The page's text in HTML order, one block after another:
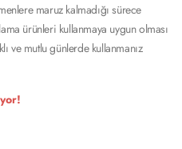
maruz kalmadığı sürece
ürünleri kullanmaya uygun olması
ve mutlu günlerde kullanmanız